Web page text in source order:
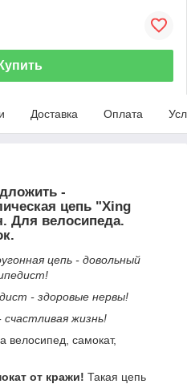
Купить
Доставка Оплата
-
цепь "Xing
Для велосипеда.
цепь - довольный
- здоровые нервы!
жизнь!
велосипед, самокат,
от кражи! Такая цепь